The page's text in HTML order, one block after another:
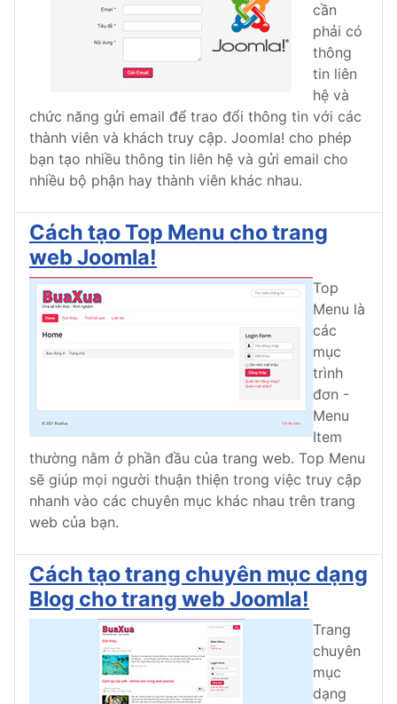
cần
phải có
thông
tin liên
hệ và
chức năng gửi email để trao đổi thông tin với các
thành viên và khách truy cập. Joomla! cho phép
bạn tạo nhiều thông tin liên hệ và gửi email cho
nhiều bộ phận hay thành viên khác nhau.
Cách tạo Top Menu cho trang
web Joomla!
Top
Menu là
các
mục
trình
đơn -
Menu
Item
thường nằm ở phần đầu của trang web. Top Menu
sẽ giúp mọi người thuận thiện trong việc truy cập
nhanh vào các chuyên mục khác nhau trên trang
web của bạn.
Cách tạo trang chuyên mục dạng
Blog cho trang web Joomla!
Trang
chuyên
mục
dạng